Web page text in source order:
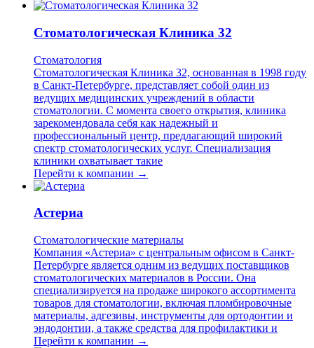
Стоматологическая Клиника 32
Стоматология
Стоматологическая Клиника 32, основанная в 1998 году
в Санкт-Петербурге, представляет собой один из
ведущих медицинских учреждений в области
стоматологии. С момента своего открытия, клиника
зарекомендовала себя как надежный и
профессиональный центр, предлагающий широкий
спектр стоматологических услуг. Специализация
клиники охватывает такие
Перейти к компании →
Астериа
Стоматологические материалы
Компания «Астериа» с центральным офисом в Санкт-
Петербурге является одним из ведущих поставщиков
стоматологических материалов в России. Она
специализируется на продаже широкого ассортимента
товаров для стоматологии, включая пломбировочные
материалы, адгезивы, инструменты для ортодонтии и
эндодонтии, а также средства для профилактики и
Перейти к компании →